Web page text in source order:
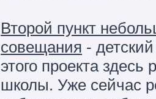
Второй пункт
совещания -
этого проекта
школы. Уже сейчас